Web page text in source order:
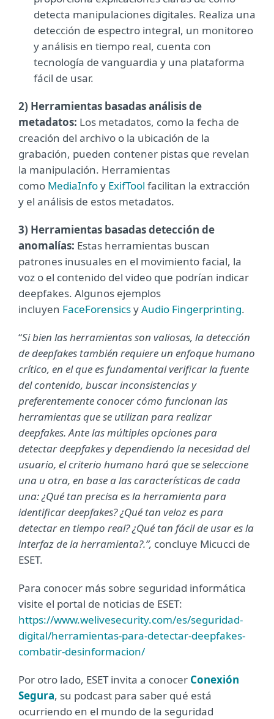
detecta manipulaciones digitales. Realiza una
detección de espectro integral, un monitoreo
y análisis en tiempo real, cuenta con
tecnología de vanguardia y una plataforma
fácil de usar.
2) Herramientas basadas análisis de
metadatos: Los metadatos, como la fecha de
creación del archivo o la ubicación de la
grabación, pueden contener pistas que revelan
la manipulación. Herramientas
como MediaInfoy ExifTool facilitan la extracción
y el análisis de estos metadatos.
3) Herramientas basadas detección de
anomalías: Estas herramientas buscan
patrones inusuales en el movimiento facial, la
voz o el contenido del video que podrían indicar
deepfakes. Algunos ejemplos
incluyen FaceForensicsyAudio Fingerprinting.
“Si bien las herramientas son valiosas, la detección
de deepfakes también requiere un enfoque humano
crítico, en el que es fundamental verificar la fuente
del contenido, buscar inconsistencias y
preferentemente conocer cómo funcionan las
herramientas que se utilizan para realizar
deepfakes. Ante las múltiples opciones para
detectar deepfakes y dependiendo la necesidad del
usuario, el criterio humano hará que se seleccione
una u otra, en base a las características de cada
una: ¿Qué tan precisa es la herramienta para
identificar deepfakes? ¿Qué tan veloz es para
detectar en tiempo real? ¿Qué tan fácil de usar es la
interfaz de la herramienta?.”, concluye Micucci de
ESET.
Para conocer más sobre seguridad informática
visite el portal de noticias de ESET:
https://www.welivesecurity.com/es/seguridad-
digital/herramientas-para-detectar-deepfakes-
combatir-desinformacion/
Por otro lado, ESET invita a conocer Conexión
Segura, su podcast para saber qué está
ocurriendo en el mundo de la seguridad